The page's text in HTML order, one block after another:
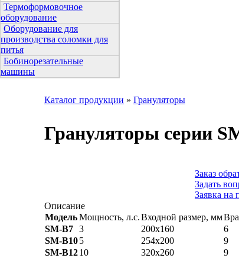
Термоформовочное
оборудование
Оборудование для
производства соломки для
питья
Бобинорезательные
машины
Каталог продукции » Грануляторы
Грануляторы серии
Заказ
Задать
Заявка на
Описание
МодельМощность, л.с.Входной размер, мм
SM-B7 3 200х160 6
SM-B105 254х200 9
SM-B1210 320х260 9